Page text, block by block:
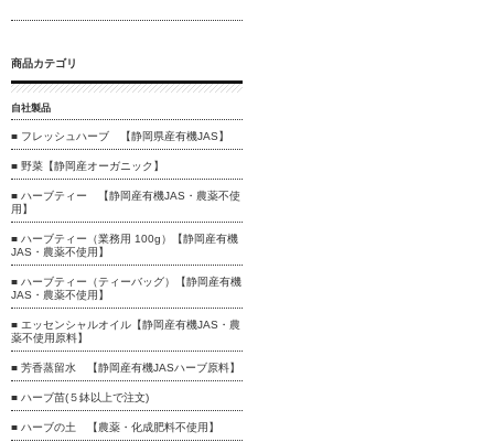
商品カテゴリ
自社製品
■ フレッシュハーブ 【静岡県産有機JAS】
■ 野菜【静岡産オーガニック】
■ ハーブティー 【静岡産有機JAS・農薬不使
用】
■ ハーブティー（業務用 100g）【静岡産有機
JAS・農薬不使用】
■ ハーブティー（ティーバッグ）【静岡産有機
JAS・農薬不使用】
■ エッセンシャルオイル【静岡産有機JAS・農
薬不使用原料】
■ 芳香蒸留水 【静岡産有機JASハーブ原料】
■ ハーブ苗(５鉢以上で注文)
■ ハーブの土 【農薬・化成肥料不使用】